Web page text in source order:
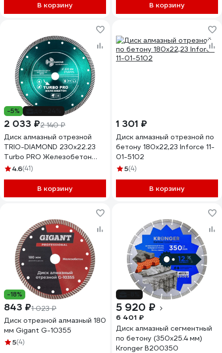
В корзину В корзину
-5%
2 033 ₽2 140 ₽
Диск алмазный отрезной
TRIO-DIAMOND 230x22.23
Turbo PRO Железобетон
TP176
4.6(41)
В корзину
1 301 ₽
Диск алмазный отрезной по
бетону 180x22,23 Inforce 11-
01-5102
5(4)
В корзину
-18%
843 ₽1 023 ₽
Диск отрезной алмазный 180
мм Gigant G-10355
5(4)
5 920 ₽
6 401 ₽
Диск алмазный сегментный
по бетону (350x25.4 мм)
Kronger B200350